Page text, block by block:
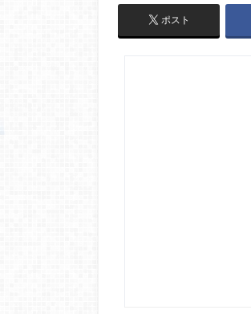
ポスト